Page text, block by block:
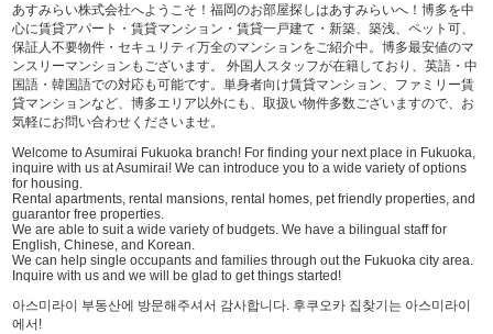
あすみらい株式会社へようこそ！福岡のお部屋探しはあすみらいへ！博多を中
心に賃貸アパート・賃貸マンション・賃貸一戸建て・新築、築浅、ペット可、
保証人不要物件・セキュリティ万全のマンションをご紹介中。博多最安値のマ
ンスリーマンションもございます。 外国人スタッフが在籍しており、英語・中
国語・韓国語での対応も可能です。単身者向け賃貸マンション、ファミリー賃
貸マンションなど、博多エリア以外にも、取扱い物件多数ございますので、お
気軽にお問い合わせくださいませ。
Welcome to Asumirai Fukuoka branch! For finding your next place in Fukuoka,
inquire with us at Asumirai! We can introduce you to a wide variety of options
for housing.
Rental apartments, rental mansions, rental homes, pet friendly properties, and
guarantor free properties.
We are able to suit a wide variety of budgets. We have a bilingual staff for
English, Chinese, and Korean.
We can help single occupants and families through out the Fukuoka city area.
Inquire with us and we will be glad to get things started!
아스미라이 부동산에 방문해주셔서 감사합니다. 후쿠오카 집찾기는 아스미라이
에서!